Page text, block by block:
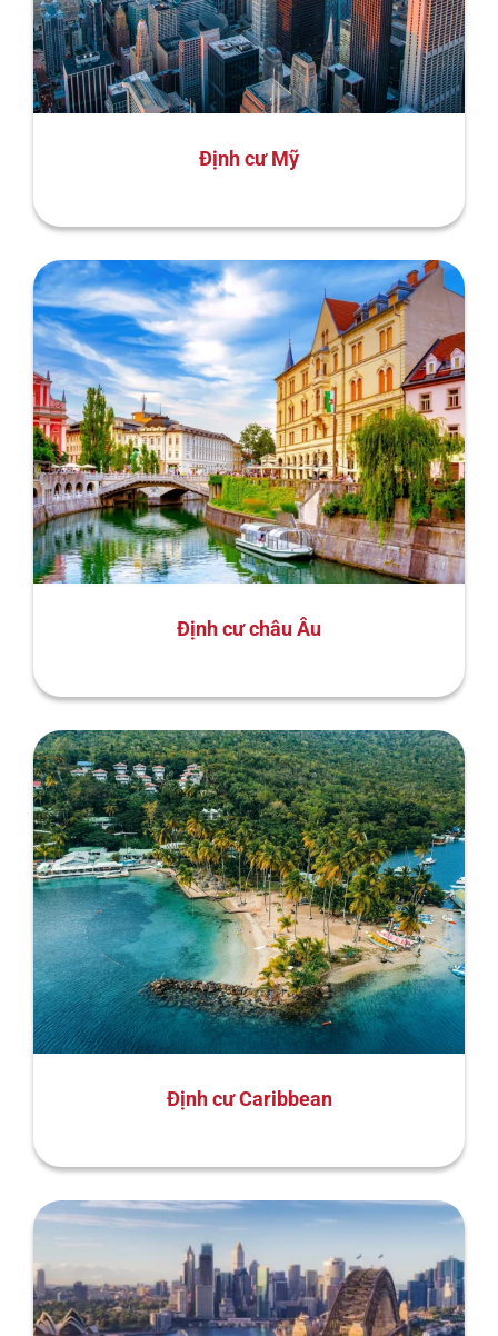
Định cư Mỹ
Định cư châu Âu
Định cư Caribbean